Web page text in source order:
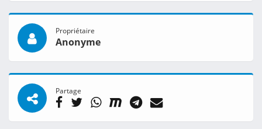
Propriétaire
Anonyme
Partage